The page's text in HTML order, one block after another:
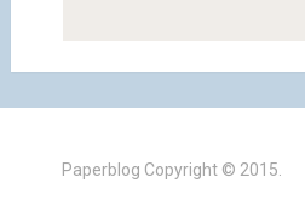
Paperblog Copyright © 2015.